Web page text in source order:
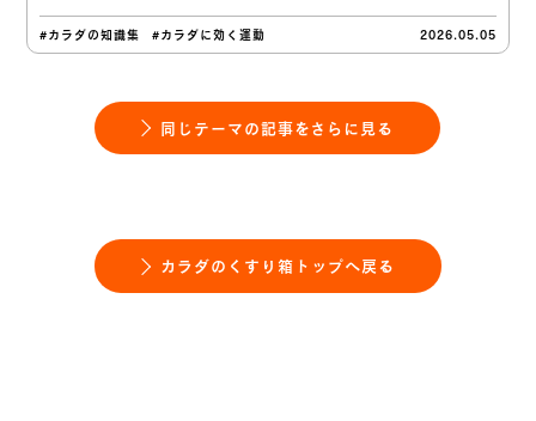
#カラダの知識集 #カラダに効く運動 2026.05.05
同じテーマの記事をさらに見る
カラダのくすり箱トップへ戻る